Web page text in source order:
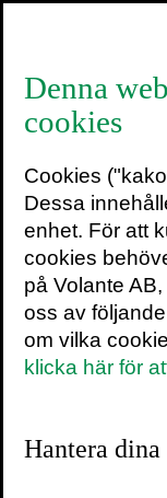
Som
for Nature
förankring
Dit hör
rörelse
Ecocide
Denna
cookies
Cookies
Dessa
enhet. För att
cookies
på Volante
oss av
om vilka
klicka här för
Hantera